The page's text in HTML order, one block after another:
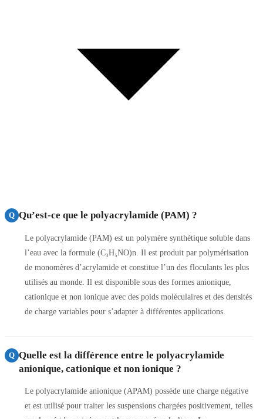
Q Qu’est-ce que le polyacrylamide (PAM) ?
Le polyacrylamide (PAM) est un polymère synthétique soluble dans
l’eau avec la formule (C₃H₅NO)n. Il est produit par polymérisation
de monomères d’acrylamide et constitue l’un des floculants les plus
utilisés au monde. Il est disponible sous des formes anionique,
cationique et non ionique avec des poids moléculaires et des densités
de charge variables pour s’adapter à différentes applications.
Q Quelle est la différence entre le polyacrylamide
anionique, cationique et non ionique ?
Le polyacrylamide anionique (APAM) possède une charge négative
et est utilisé pour traiter les suspensions chargées positivement, telles